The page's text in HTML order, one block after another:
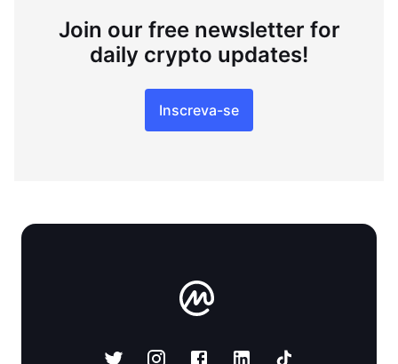
Join our free newsletter for
daily crypto updates!
Inscreva-se